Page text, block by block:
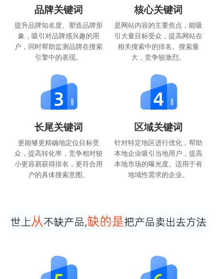
品牌关键词
提升品牌知名度、塑造品牌形
象，吸引对品牌感兴趣的用
户，同时帮助监测品牌在搜索
引擎中的表现。
核心关键词
是网站内容的主要焦点，能吸
引大量目标受众，提高网站在
相关搜索中的排名。搜索量
大，竞争较激烈。
长尾关键词
更能够更精确地定位目标受
众，提高转化率，竞争相对较
小更容易获得排名，更符合用
户的具体搜索意图。
区域关键词
针对特定地区进行优化，帮助
本地企业吸引当地用户，提高
本地市场的曝光度。适用于有
地域性需求的企业。